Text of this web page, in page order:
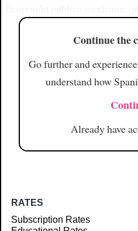
Continue the
Go further and
understand how
Already have
RATES
Subscription Rates